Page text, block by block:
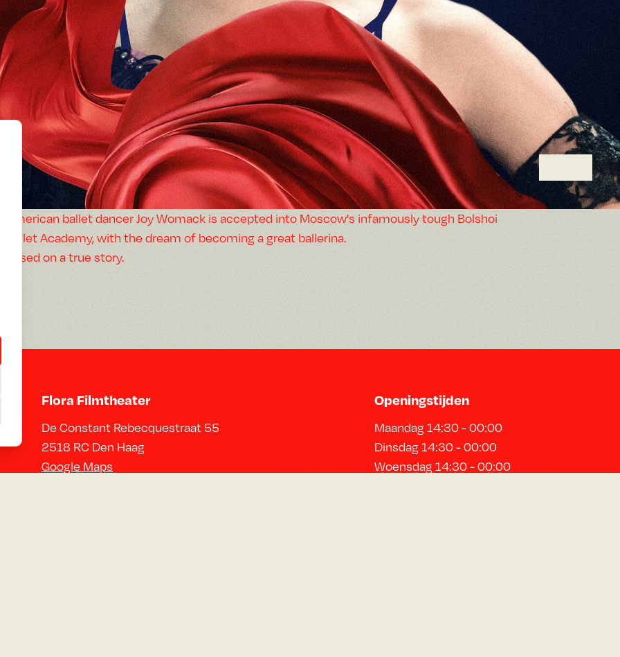
American ballet dancer Joy Womack is accepted into Moscow's infamously tough Bolshoi
Ballet Academy, with the dream of becoming a great ballerina.
Based on a true story.
Flora Filmtheater
De Constant Rebecquestraat 55
2518 RC Den Haag
Google Maps
Openingstijden
Maandag 14:30 - 00:00
Dinsdag 14:30 - 00:00
Woensdag 14:30 - 00:00